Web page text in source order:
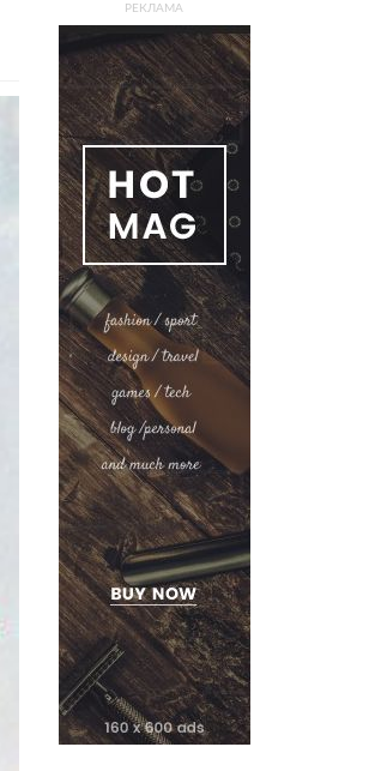
РЕКЛАМА